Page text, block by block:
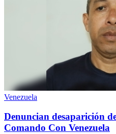
Venezuela
Denuncian desaparición
Comando Con Venezuela